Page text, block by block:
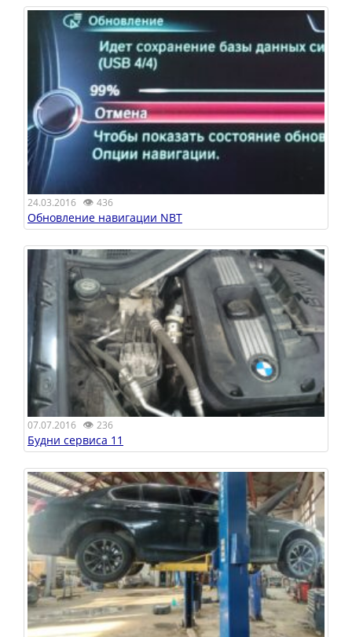
24.03.2016 👁 436
Обновление навигации NBT
07.07.2016 👁 236
Будни сервиса 11